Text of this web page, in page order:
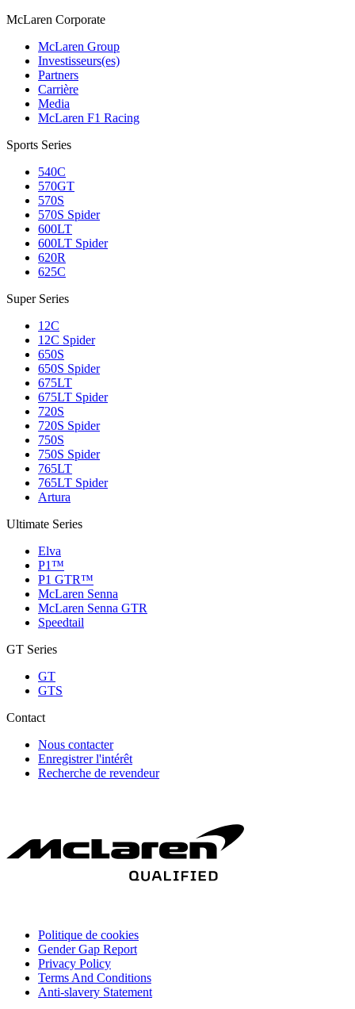
McLaren Corporate
McLaren Group
Investisseurs(es)
Partners
Carrière
Media
McLaren F1 Racing
Sports Series
540C
570GT
570S
570S Spider
600LT
600LT Spider
620R
625C
Super Series
12C
12C Spider
650S
650S Spider
675LT
675LT Spider
720S
720S Spider
750S
750S Spider
765LT
765LT Spider
Artura
Ultimate Series
Elva
P1™
P1 GTR™
McLaren Senna
McLaren Senna GTR
Speedtail
GT Series
GT
GTS
Contact
Nous contacter
Enregistrer l'intérêt
Recherche de revendeur
Politique de cookies
Gender Gap Report
Privacy Policy
Terms And Conditions
Anti-slavery Statement